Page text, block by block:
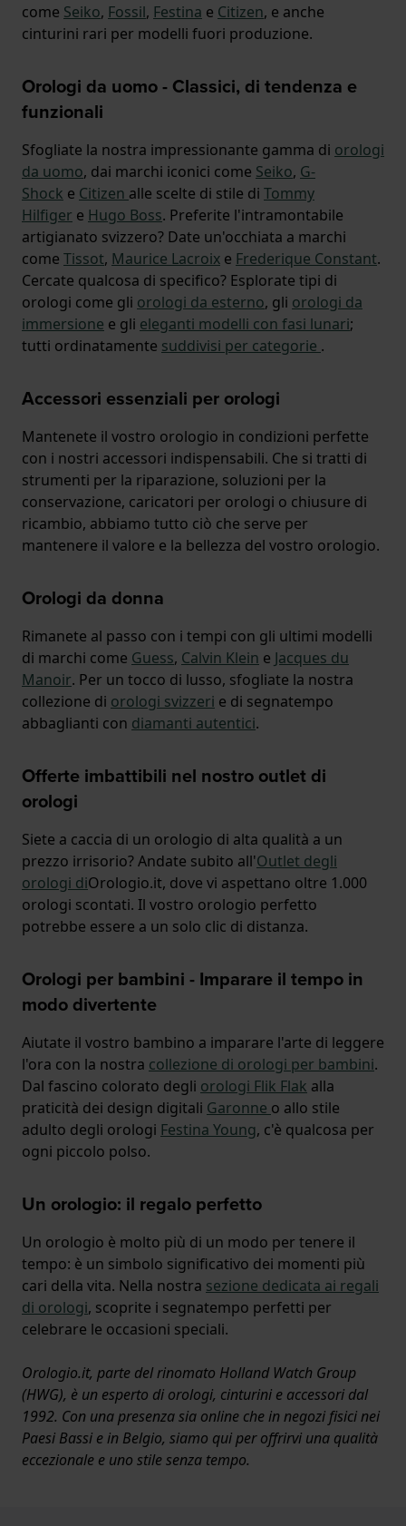
come Seiko, Fossil, Festina e Citizen, e anche
cinturini rari per modelli fuori produzione.
Orologi da uomo - Classici, di tendenza e
funzionali
Sfogliate la nostra impressionante gamma di orologi
da uomo, dai marchi iconici come Seiko, G-
Shock e Citizen alle scelte di stile di Tommy
Hilfiger e Hugo Boss. Preferite l'intramontabile
artigianato svizzero? Date un'occhiata a marchi
come Tissot, Maurice Lacroix e Frederique Constant.
Cercate qualcosa di specifico? Esplorate tipi di
orologi come gli orologi da esterno, gli orologi da
immersione e gli eleganti modelli con fasi lunari;
tutti ordinatamente suddivisi per categorie .
Accessori essenziali per orologi
Mantenete il vostro orologio in condizioni perfette
con i nostri accessori indispensabili. Che si tratti di
strumenti per la riparazione, soluzioni per la
conservazione, caricatori per orologi o chiusure di
ricambio, abbiamo tutto ciò che serve per
mantenere il valore e la bellezza del vostro orologio.
Orologi da donna
Rimanete al passo con i tempi con gli ultimi modelli
di marchi come Guess, Calvin Klein e Jacques du
Manoir. Per un tocco di lusso, sfogliate la nostra
collezione di orologi svizzeri e di segnatempo
abbaglianti con diamanti autentici.
Offerte imbattibili nel nostro outlet di
orologi
Siete a caccia di un orologio di alta qualità a un
prezzo irrisorio? Andate subito all'Outlet degli
orologi diOrologio.it, dove vi aspettano oltre 1.000
orologi scontati. Il vostro orologio perfetto
potrebbe essere a un solo clic di distanza.
Orologi per bambini - Imparare il tempo in
modo divertente
Aiutate il vostro bambino a imparare l'arte di leggere
l'ora con la nostra collezione di orologi per bambini.
Dal fascino colorato degli orologi Flik Flak alla
praticità dei design digitali Garonne o allo stile
adulto degli orologi Festina Young, c'è qualcosa per
ogni piccolo polso.
Un orologio: il regalo perfetto
Un orologio è molto più di un modo per tenere il
tempo: è un simbolo significativo dei momenti più
cari della vita. Nella nostra sezione dedicata ai regali
di orologi, scoprite i segnatempo perfetti per
celebrare le occasioni speciali.
Orologio.it, parte del rinomato Holland Watch Group
(HWG), è un esperto di orologi, cinturini e accessori dal
1992. Con una presenza sia online che in negozi fisici nei
Paesi Bassi e in Belgio, siamo qui per offrirvi una qualità
eccezionale e uno stile senza tempo.